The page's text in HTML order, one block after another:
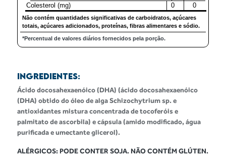
Colesterol (mg)
0 0
Não contém quantidades significativas de carboidratos, açúcares
totais, açúcares adicionados, proteínas, fibras alimentares e sódio.
*Percentual de valores diários fornecidos pela porção.
INGREDIENTES:
Ácido docosahexaenóico (DHA) (ácido docosahexaenóico
(DHA) obtido do óleo de alga Schizochytrium sp. e
antioxidantes mistura concentrada de tocoferóis e
palmitato de ascorbila) e cápsula (amido modificado, água
purificada e umectante glicerol).
ALÉRGICOS: PODE CONTER SOJA. NÃO CONTÉM GLÚTEN.